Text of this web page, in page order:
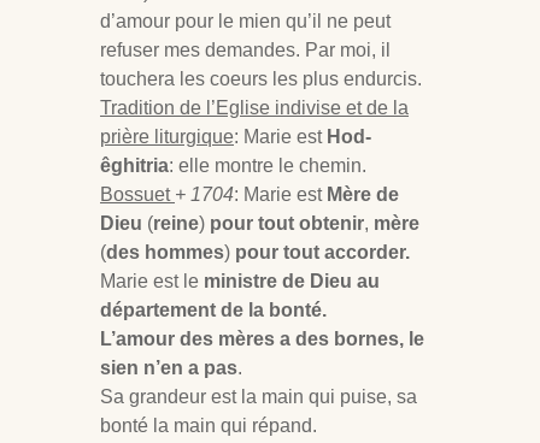
d’amour pour le mien qu’il ne peut
refuser mes demandes. Par moi, il
touchera les coeurs les plus endurcis.
Tradition de l’Eglise indivise et de la
prière liturgique: Marie est Hod-
êghitria: elle montre le chemin.
Bossuet + 1704: Marie est Mère de
Dieu (reine) pour tout obtenir, mère
(des hommes) pour tout accorder.
Marie est le ministre de Dieu au
département de la bonté.
L’amour des mères a des bornes, le
sien n’en a pas.
Sa grandeur est la main qui puise, sa
bonté la main qui répand.